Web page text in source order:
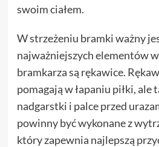
swoim ciałem.
W strzeżeniu bramki ważny
najważniejszych elementów
bramkarza są rękawice.
pomagają w łapaniu piłki, ale
nadgarstki i palce przed
powinny być wykonane z
który zapewnia najlepszą